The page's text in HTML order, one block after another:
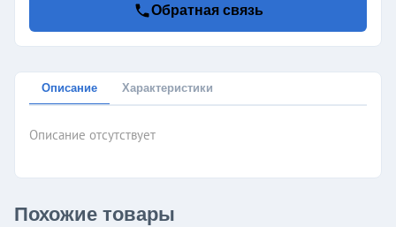
Обратная связь
Описание Характеристики
Описание отсутствует
Похожие товары